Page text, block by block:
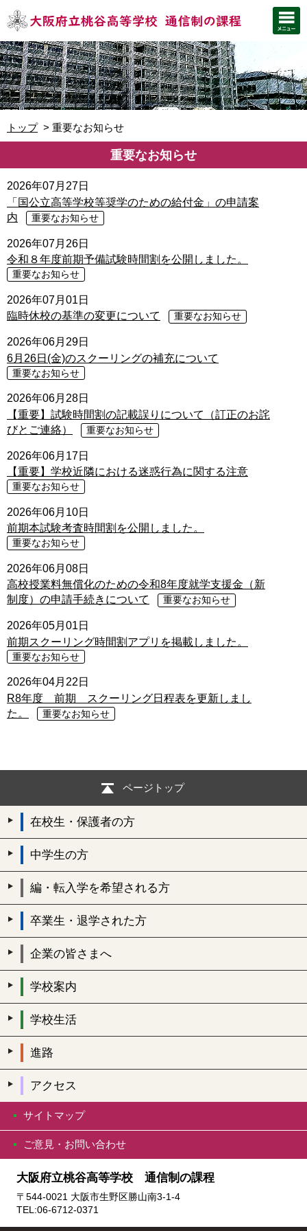
トップ 重要なお知らせ
重要なお知らせ
2026年07月27日
「国公立高等学校等奨学のための給付金」の申請案
内
重要なお知らせ
2026年07月26日
令和８年度前期予備試験時間割を公開しました。
重要なお知らせ
2026年07月01日
臨時休校の基準の変更について
重要なお知らせ
2026年06月29日
6月26日(金)のスクーリングの補充について
重要なお知らせ
2026年06月28日
【重要】試験時間割の記載誤りについて（訂正のお詫
びとご連絡）
重要なお知らせ
2026年06月17日
【重要】学校近隣における迷惑行為に関する注意
重要なお知らせ
2026年06月10日
前期本試験考査時間割を公開しました。
重要なお知らせ
2026年06月08日
高校授業料無償化のための令和8年度就学支援金（新
制度）の申請手続きについて
重要なお知らせ
2026年05月01日
前期スクーリング時間割アプリを掲載しました。
重要なお知らせ
2026年04月22日
R8年度 前期 スクーリング日程表を更新しまし
た。
重要なお知らせ
ページトップ
在校生・保護者の方
中学生の方
編・転入学を希望される方
卒業生・退学された方
企業の皆さまへ
学校案内
学校生活
進路
アクセス
サイトマップ
ご意見・お問い合わせ
大阪府立桃谷高等学校 通信制の課程
〒544-0021 大阪市生野区勝山南3-1-4
TEL:06-6712-0371